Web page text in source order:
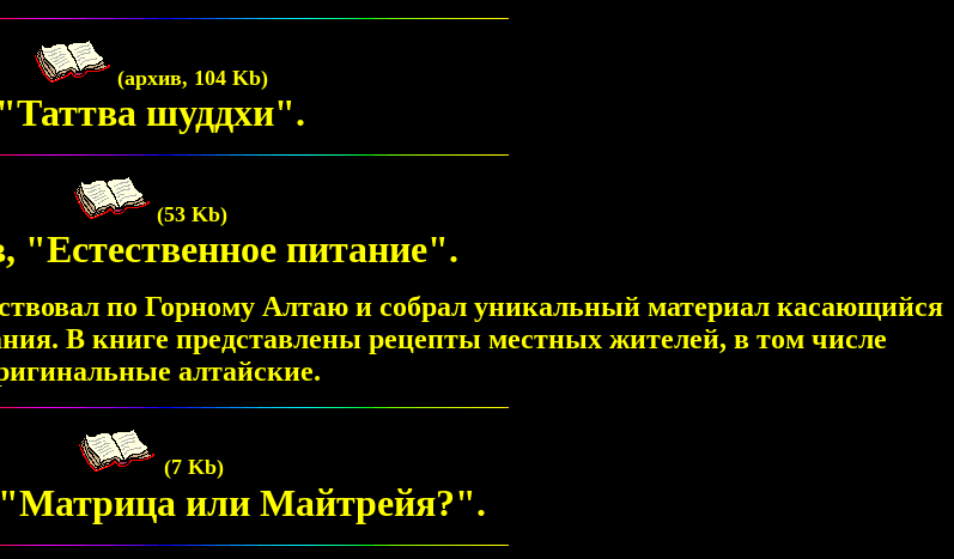
(архив, 104 Kb)
"Таттва шуддхи".
(53 Kb)
питание".
по Горному Алтаю и собрал уникальный материал касающийся
В книге представлены рецепты местных жителей, в том числе
алтайские.
(7 Kb)
или Майтрейя?".